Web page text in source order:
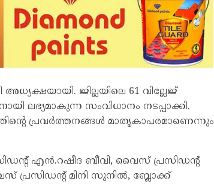
ജില്ലയിലെ 61 വില്ലേജ്
ലഭ്യമാകുന്ന സംവിധാനം നടപ്പാക്കി.
പ്രവർത്തനങ്ങൾ മാതൃകാപരമാണെന്നും
എൻ.റഷീദ ബീവി, വൈസ് പ്രസിഡന്റ്
പ്രസിഡന്റ് മിനി സുനിൽ, ബ്ലോക്ക്